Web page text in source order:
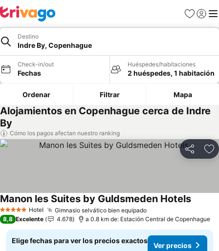
Favoritos
Iniciar
Destino
Indre By, Copenhague
Check-in/out
Fechas
Huéspedes/habitaciones
2 huéspedes, 1 habitación
Ordenar Filtrar Mapa
Alojamientos en Copenhague cerca de Indre
By
Cómo los pagos afectan nuestro ranking
Compartir
5 Estrellas Hotel Gimnasio selvático bien equipadoVer precios
Manon les Suites by Guldsmeden HotelsVer
8,8 Excelente 4.678 a 0.8 km de: Estación Central de Copenhague
Elige fechas para ver los precios exactos
Ver precios